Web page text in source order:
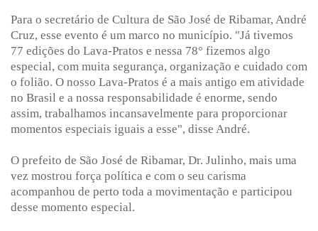
Para o secretário de Cultura de São José de Ribamar, André
Cruz, esse evento é um marco no município. "Já tivemos
77 edições do Lava-Pratos e nessa 78° fizemos algo
especial, com muita segurança, organização e cuidado com
o folião. O nosso Lava-Pratos é a mais antigo em atividade
no Brasil e a nossa responsabilidade é enorme, sendo
assim, trabalhamos incansavelmente para proporcionar
momentos especiais iguais a esse", disse André.
O prefeito de São José de Ribamar, Dr. Julinho, mais uma
vez mostrou força política e com o seu carisma
acompanhou de perto toda a movimentação e participou
desse momento especial.